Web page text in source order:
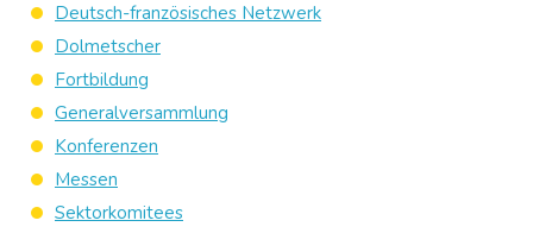
Deutsch-französisches Netzwerk
Dolmetscher
Fortbildung
Generalversammlung
Konferenzen
Messen
Sektorkomitees